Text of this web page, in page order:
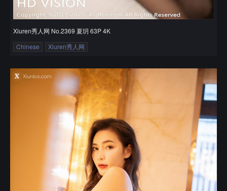
Xiuren秀人网 No.2369 夏玥 63P 4K
Chinese
Xiuren秀人网